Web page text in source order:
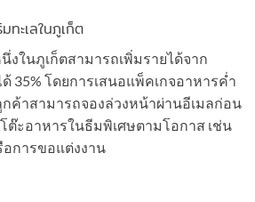
ะเลในภูเก็ต
ในภูเก็ตสามารถเพิ่มรายได้จาก
35% โดยการเสนอแพ็คเกจอาหารค่ำ
ค้าสามารถจองล่วงหน้าผ่านอีเมลก่อน
ต๊ะอาหารในธีมพิเศษตามโอกาส เช่น
อการขอแต่งงาน